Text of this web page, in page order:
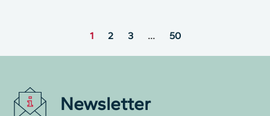
1 2 3 … 50
Newsletter